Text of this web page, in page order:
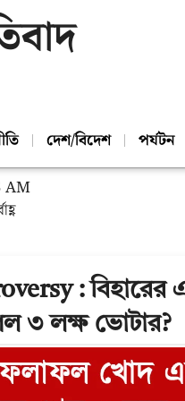
দেশ/বিদেশ পর্যটন
AM
:
৩ লক্ষ ভোটার?